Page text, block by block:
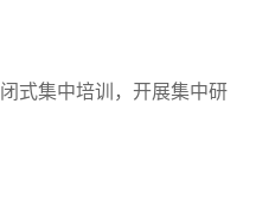
式集中培训，开展集中研